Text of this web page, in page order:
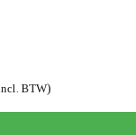
BTW)